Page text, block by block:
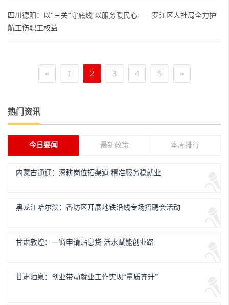
四川德阳：以“三关”守底线 以服务暖民心——罗江区人社局全力护
航工伤职工权益
« 1 2 3 4 5 »
热门资讯
今日要闻 最新政策 本周排行
内蒙古通辽：深耕岗位拓渠道 精准服务稳就业
黑龙江哈尔滨：香坊区开展地铁沿线专场招聘会活动
甘肃敦煌：一窗申请贴息贷 活水赋能创业路
甘肃酒泉：创业带动就业工作实现“量质齐升”